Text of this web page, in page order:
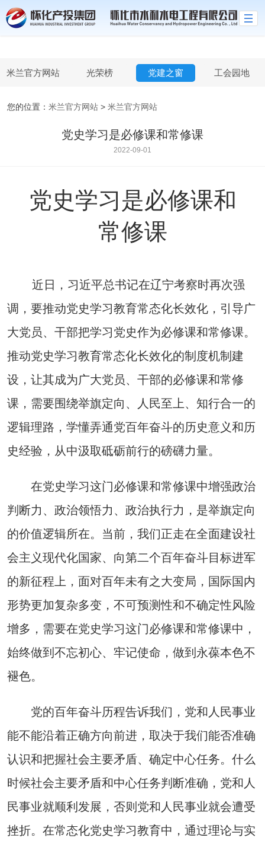
米兰官方网站
米兰官方网站 光荣榜 党建之窗 工会园地
您的位置： 米兰官方网站 > 米兰官方网站
党史学习是必修课和常修课
2022-09-01
党史学习是必修课和
常修课
近日，习近平总书记在辽宁考察时再次强
调，要推动党史学习教育常态化长效化，引导广
大党员、干部把学习党史作为必修课和常修课。
推动党史学习教育常态化长效化的制度机制建
设，让其成为广大党员、干部的必修课和常修
课，需要围绕举旗定向、人民至上、知行合一的
逻辑理路，学懂弄通党百年奋斗的历史意义和历
史经验，从中汲取砥砺前行的磅礴力量。
在党史学习这门必修课和常修课中增强政治
判断力、政治领悟力、政治执行力，是举旗定向
的价值逻辑所在。当前，我们正走在全面建设社
会主义现代化国家、向第二个百年奋斗目标进军
的新征程上，面对百年未有之大变局，国际国内
形势更加复杂多变，不可预测性和不确定性风险
增多，需要在党史学习这门必修课和常修课中，
始终做到不忘初心、牢记使命，做到永葆本色不
褪色。
党的百年奋斗历程告诉我们，党和人民事业
能不能沿着正确方向前进，取决于我们能否准确
认识和把握社会主要矛盾、确定中心任务。什么
时候社会主要矛盾和中心任务判断准确，党和人
民事业就顺利发展，否则党和人民事业就会遭受
挫折。在常态化党史学习教育中，通过理论与实